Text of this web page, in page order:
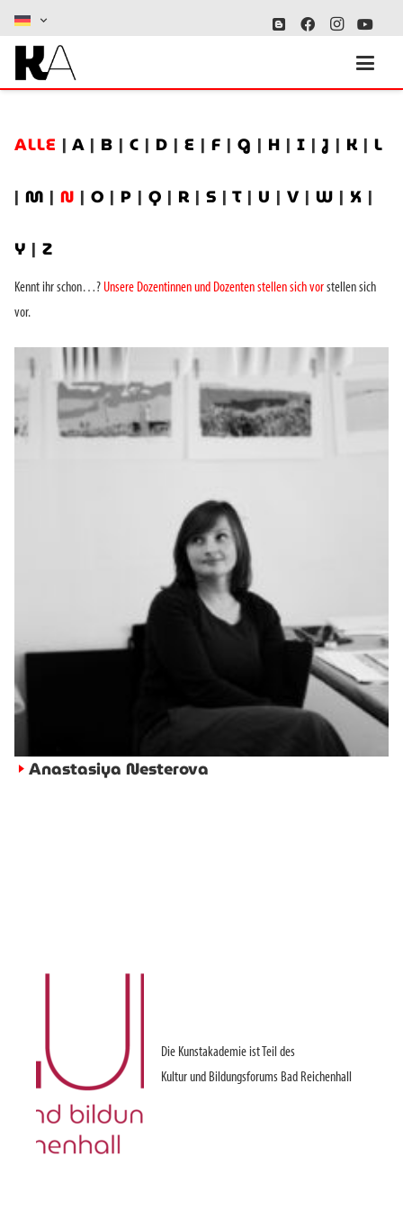
ALLE | A | B | C | D | E | F | G | H | I |J | K | L
| M | N | O | P | Q | R | S | T | U | V | W | X |
Y | Z
Kennt ihr schon…? Unsere Dozentinnen und Dozenten stellen sich vorstellen sich
vor.
► Anastasiya Nesterova
Die Kunstakademie ist Teil des
Kultur und Bildungsforums Bad Reichenhall